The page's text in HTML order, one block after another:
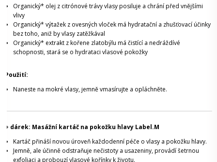
Organický* olej z citrónové trávy vlasy posiluje a chrání před vnějšími
vlivy
Organický* výtažek z ovesných vloček má hydratační a zhušťovací účinky
bez toho, aniž by vlasy zatěžkával
Organický* extrakt z kořene zlatobýlu má čistící a nedráždívé
schopnosti, stará se o hydrataci vlasové pokožky
Použití:
Naneste na mokré vlasy, jemně vmasírujte a opláchněte.
+ dárek: Masážní kartáč na pokožku hlavy Label.M
Kartáč přináší novou úroveň každodenní péče o vlasy a pokožku hlavy.
Jemně, ale účinně odstraňuje nečistoty a usazeniny, provádí šetrnou
exfoliaci a probouzí vlasové kořínky k životu.